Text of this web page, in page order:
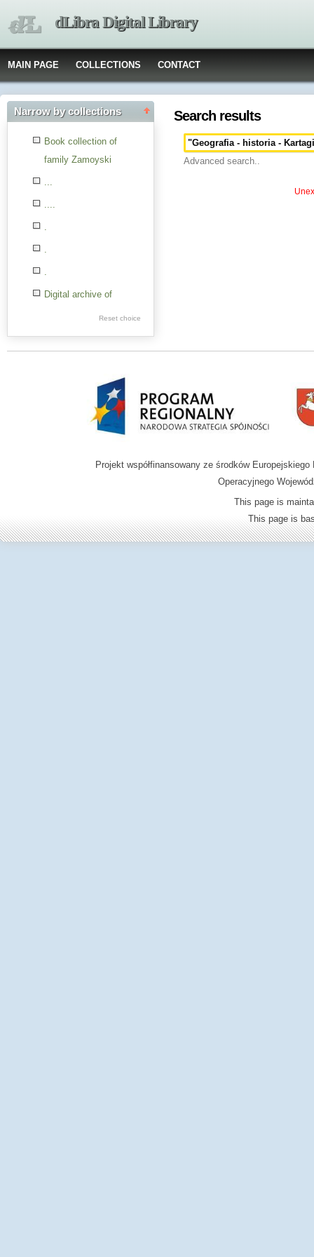
dLibra Digital Library
MAIN PAGE COLLECTIONS CONTACT
Narrow by collections
Book collection of
family Zamoyski
...
....
.
.
.
Digital archive of
Reset choice
Search results
Advanced search..
Projekt współfinansowany ze środków
Operacyjnego
This page is
This page is